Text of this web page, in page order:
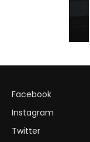
Facebook
Instagram
Twitter